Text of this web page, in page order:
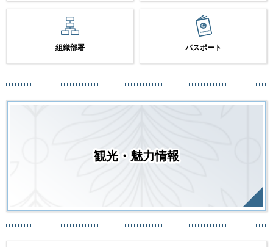
組織部署 パスポート
観光・魅力情報